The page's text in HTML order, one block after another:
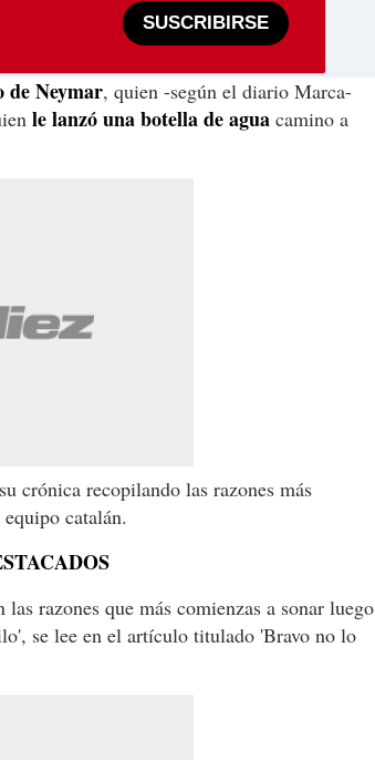
SUSCRIBIRSE
Neymar, quien -según el diario Marca-
le lanzó una botella de agua camino a
crónica recopilando las razones más
catalán.
las razones que más comienzas a sonar luego
se lee en el artículo titulado 'Bravo no lo